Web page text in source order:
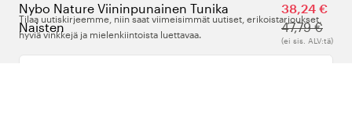
Nybo Nature Viininpunainen Tunika
Naisten
38,24 €
47,79 €
(ei sis. ALV:tä)
Tilaa uutiskirjeemme, niin saat viimeisimmät uutiset, erikoistarjoukset,
hyviä vinkkejä ja mielenkiintoista luettavaa.
Kirjoita sähköpostiosoitteesi